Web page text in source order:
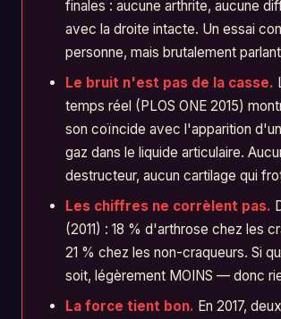
finales : aucune arthrite, aucune
avec la droite intacte. Un essai
personne, mais brutalement
Le bruit n'est pas de la casse.
temps réel (PLOS ONE 2015)
son coïncide avec l'apparition
gaz dans le liquide articulaire.
destructeur, aucun cartilage qui
Les chiffres ne corrèlent pas.
(2011) : 18 % d'arthrose chez les
21 % chez les non-craqueurs. Si
soit, légèrement MOINS — donc
La force tient bon. En 2017,